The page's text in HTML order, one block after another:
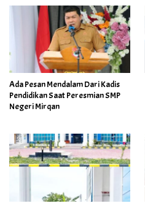
Ada Pesan Mendalam Dari Kadis
Pendidikan Saat Peresmian SMP
Negeri Mirqan